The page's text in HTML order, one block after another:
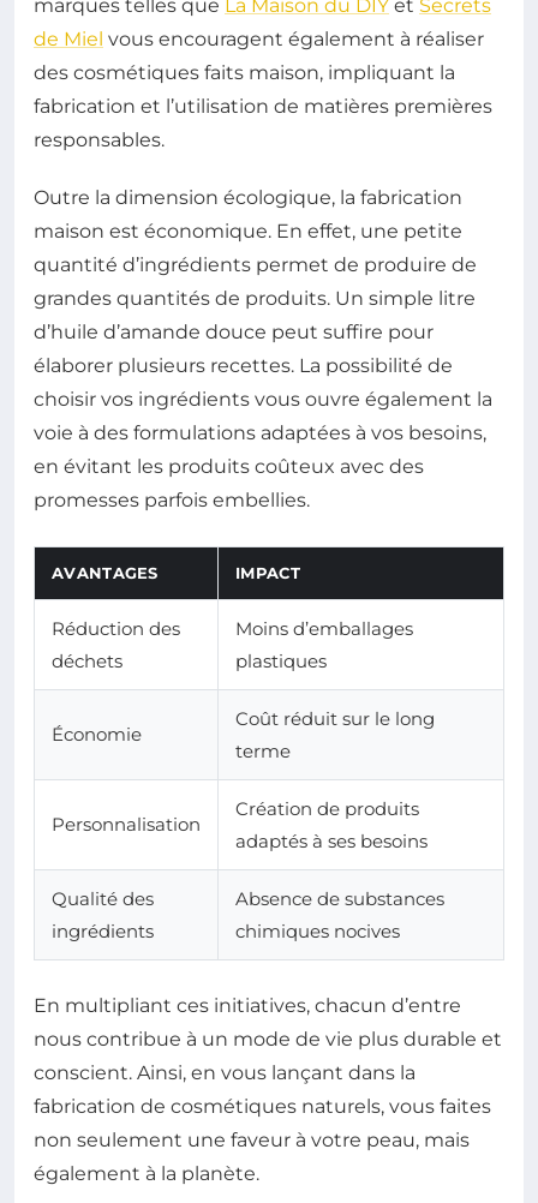
marques telles que La Maison du DIY et Secrets
de Miel vous encouragent également à réaliser
des cosmétiques faits maison, impliquant la
fabrication et l’utilisation de matières premières
responsables.
Outre la dimension écologique, la fabrication
maison est économique. En effet, une petite
quantité d’ingrédients permet de produire de
grandes quantités de produits. Un simple litre
d’huile d’amande douce peut suffire pour
élaborer plusieurs recettes. La possibilité de
choisir vos ingrédients vous ouvre également la
voie à des formulations adaptées à vos besoins,
en évitant les produits coûteux avec des
promesses parfois embellies.
AVANTAGES IMPACT
Réduction des
déchets
Moins d’emballages
plastiques
Économie
Coût réduit sur le long
terme
Personnalisation
Création de produits
adaptés à ses besoins
Qualité des
ingrédients
Absence de substances
chimiques nocives
En multipliant ces initiatives, chacun d’entre
nous contribue à un mode de vie plus durable et
conscient. Ainsi, en vous lançant dans la
fabrication de cosmétiques naturels, vous faites
non seulement une faveur à votre peau, mais
également à la planète.